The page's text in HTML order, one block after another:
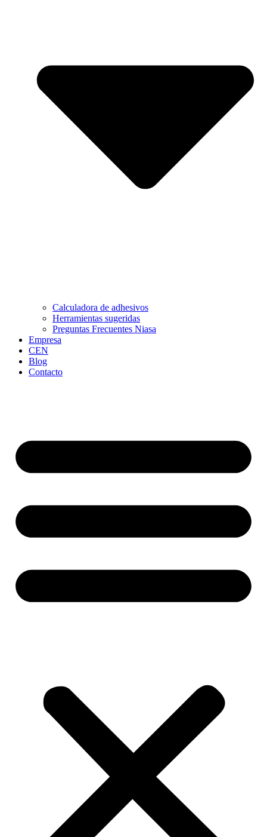
Calculadora de adhesivos
Herramientas sugeridas
Preguntas Frecuentes Niasa
Empresa
CEN
Blog
Contacto